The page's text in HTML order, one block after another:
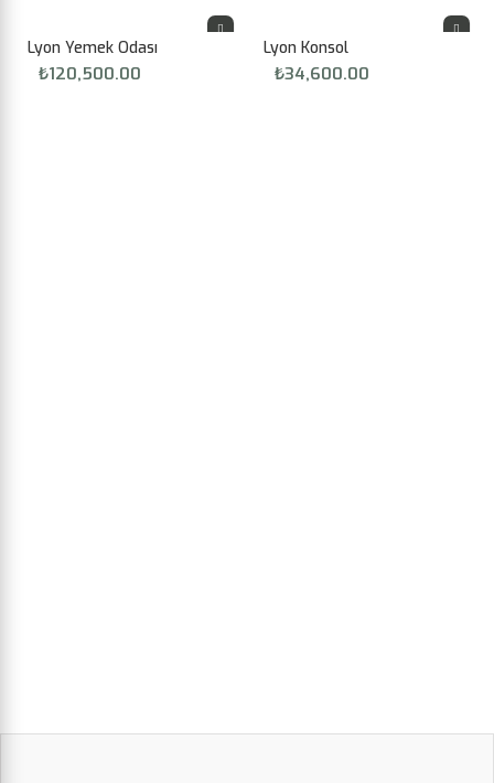
Lyon Yemek Odası
₺120,500.00
Lyon Konsol
₺34,600.00